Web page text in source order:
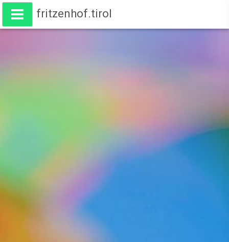
fritzenhof.tirol